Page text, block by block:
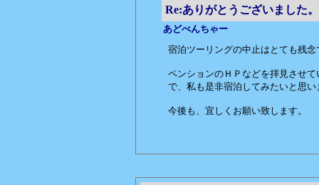
Re:ありがとうございました。
あどべんちゃー
宿泊ツーリングの中止はとても残念
ペンションのＨＰなどを拝見させ
で、私も是非宿泊してみたいと思い
今後も、宜しくお願い致します。